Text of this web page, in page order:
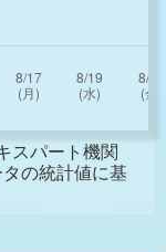
スパート機関
の統計値に基